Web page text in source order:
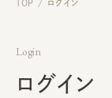
TOP / ログイン
Login
ログイン